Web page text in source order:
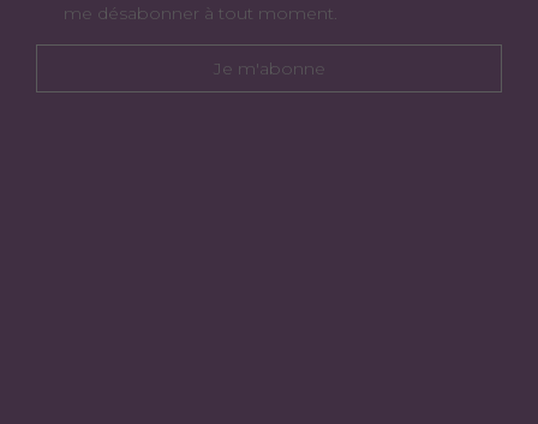
me désabonner à tout moment.
Je m'abonne